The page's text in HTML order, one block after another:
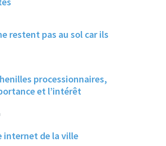
restent pas au sol car ils
processionnaires,
et l’intérêt
internet de la ville